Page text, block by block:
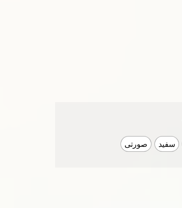
سفید صورتی